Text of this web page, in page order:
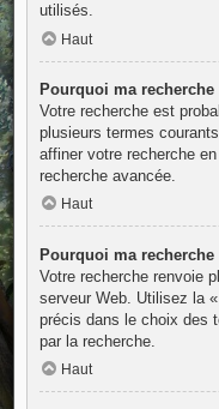
utilisés.
Haut
Pourquoi ma
Votre recherche est
plusieurs termes
affiner votre recherche
recherche avancée.
Haut
Pourquoi ma
Votre recherche renvoie
serveur Web. Utilisez la
précis dans le choix des
par la recherche.
Haut